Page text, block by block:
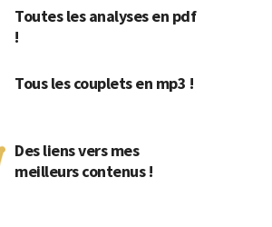
Toutes les analyses en pdf
!
Tous les couplets en mp3 !
Des liens vers mes
meilleurs contenus !